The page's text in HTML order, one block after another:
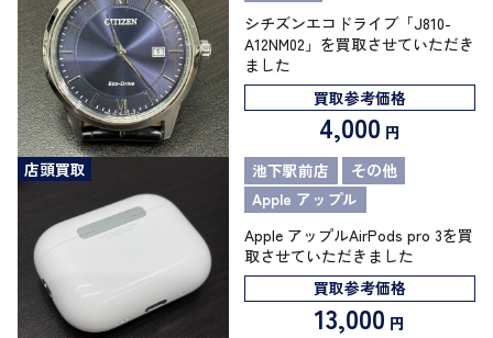
シチズンエコドライブ「J810-
A12NM02」を買取させていただき
ました
買取参考価格
4,000 円
店頭買取
池下駅前店
その他
Apple アップル
Apple アップルAirPods pro 3を買
取させていただきました
買取参考価格
13,000 円